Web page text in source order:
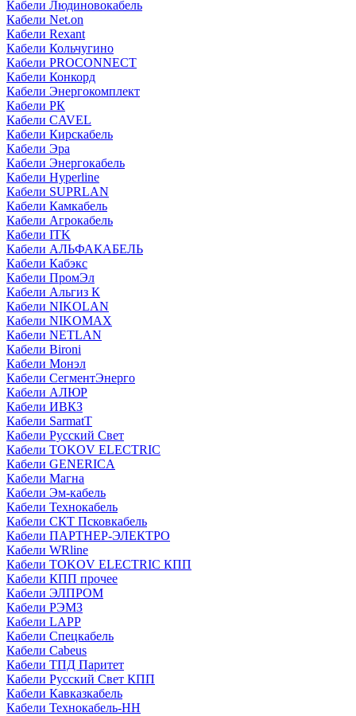
Кабели Людиновокабель
Кабели Net.on
Кабели Rexant
Кабели Кольчугино
Кабели PROCONNECT
Кабели Конкорд
Кабели Энергокомплект
Кабели РК
Кабели CAVEL
Кабели Кирскабель
Кабели Эра
Кабели Энергокабель
Кабели Hyperline
Кабели SUPRLAN
Кабели Камкабель
Кабели Агрокабель
Кабели ITK
Кабели АЛЬФАКАБЕЛЬ
Кабели Кабэкс
Кабели ПромЭл
Кабели Альгиз К
Кабели NIKOLAN
Кабели NIKOMAX
Кабели NETLAN
Кабели Bironi
Кабели Монэл
Кабели СегментЭнерго
Кабели АЛЮР
Кабели ИВКЗ
Кабели SarmatT
Кабели Русский Свет
Кабели TOKOV ELECTRIC
Кабели GENERICA
Кабели Магна
Кабели Эм-кабель
Кабели Технокабель
Кабели СКТ Псковкабель
Кабели ПАРТНЕР-ЭЛЕКТРО
Кабели WRline
Кабели TOKOV ELECTRIC КПП
Кабели КПП прочее
Кабели ЭЛПРОМ
Кабели РЭМЗ
Кабели LAPP
Кабели Спецкабель
Кабели Cabeus
Кабели ТПД Паритет
Кабели Русский Свет КПП
Кабели Кавказкабель
Кабели Технокабель-НН